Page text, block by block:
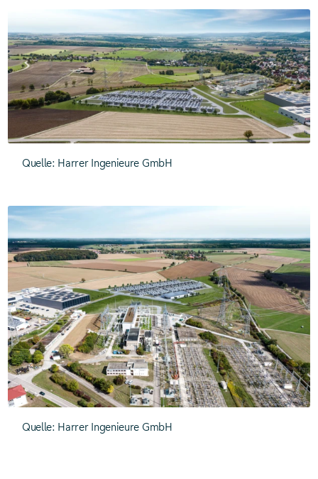
Quelle: Harrer Ingenieure GmbH
Quelle: Harrer Ingenieure GmbH